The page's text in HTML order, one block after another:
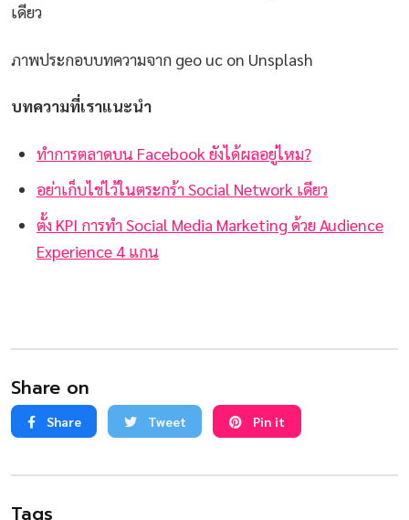
เดียว
ภาพประกอบบทความจาก geo uc on Unsplash
บทความที่เราแนะนำ
ทำการตลาดบน Facebook ยังได้ผลอยู่ไหม?
อย่าเก็บไข่ไว้ในตระกร้า Social Network เดียว
ตั้ง KPI การทำ Social Media Marketing ด้วย Audience
Experience 4 แกน
Share on
Share Tweet Pin it
Tags